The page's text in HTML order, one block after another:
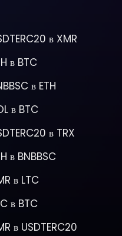
в XMR
в BTC
в ETH
в BTC
в TRX
в BNBBSC
в LTC
в BTC
в USDTERC20